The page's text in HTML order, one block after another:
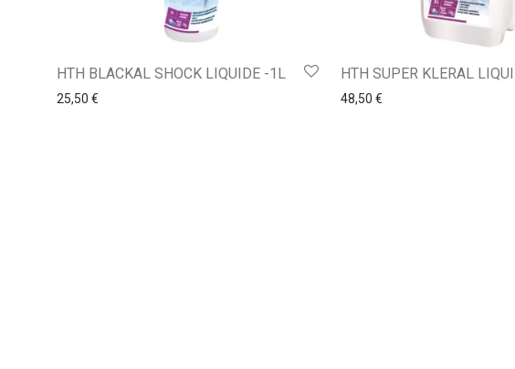
HTH BLACKAL SHOCK LIQUIDE -1L
25,50 €
HTH SUPER KLERAL
48,50 €